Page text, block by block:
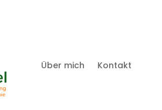
Über mich Kontakt